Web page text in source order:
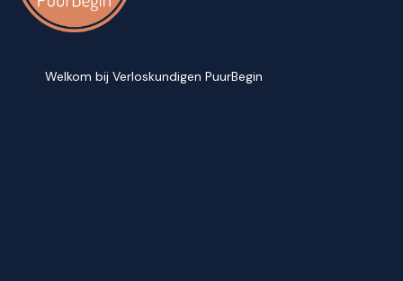
Welkom bij Verloskundigen PuurBegin